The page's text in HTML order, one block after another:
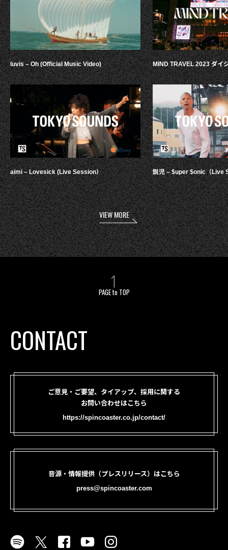
luvis – Oh (Official Music Video)
aimi – Lovesick (Live Session）
MIND TRAVEL 2023 ダイ
鋭児 – $uper $onic（Live
VIEW MORE
PAGE to TOP
CONTACT
ご意見・ご要望、タイアップ、採用に関する
お問い合わせはこちら
https://spincoaster.co.jp/contact/
音源・情報提供（プレスリリース）はこちら
press@spincoaster.com